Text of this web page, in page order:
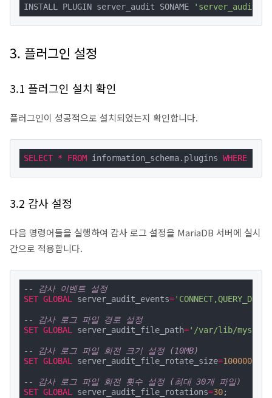
INSTALL PLUGIN server_audit SONAME
3. 플러그인 설정
3.1 플러그인 설치 확인
플러그인이 성공적으로 설치되었는지 확인합니다.
SELECT * FROM information_schema.plugins WHERE
3.2 감사 설정
다음 명령어들을 실행하여 감사 로그 설정을 MariaDB 서버에 실시
간으로 적용합니다.
-- 감사 이벤트 설정
SET GLOBAL server_audit_events=
-- 감사 로그 파일 경로 설정
SET GLOBAL server_audit_file_path='/var/lib/mysql/
-- 감사 로그 파일 회전 크기 설정 (10MB)
SET GLOBAL server_audit_file_rotate_size=10000000
-- 감사 로그 파일 회전 횟수 설정 (최대 30개 파일)
SET GLOBAL server_audit_file_rotations=30;